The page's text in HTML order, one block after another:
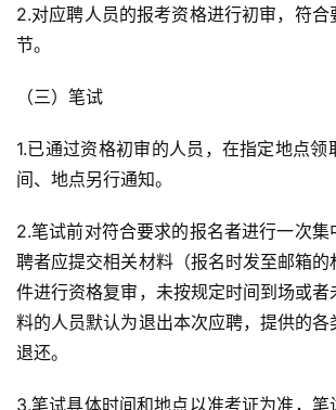
2.对应聘人员的报考资格进行初审，符
节。
（三）笔试
1.已通过资格初审的人员，在指定地点
间、地点另行通知。
2.笔试前对符合要求的报名者进行一次集
聘者应提交相关材料（报名时发至邮箱的
件进行资格复审，未按规定时间到场或
料的人员默认为退出本次应聘，提供的
退还。
3.笔试具体时间和地点以准考证为准，笔